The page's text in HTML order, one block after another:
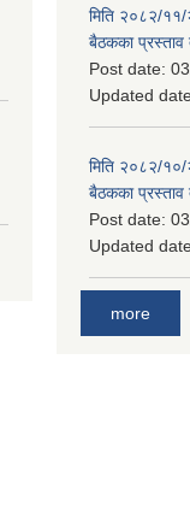
मिति २०८२/
बैठकका प्रस्ताव
Post date:
Updated
मिति २०८२/
बैठकका प्रस्ताव
Post date:
Updated
more